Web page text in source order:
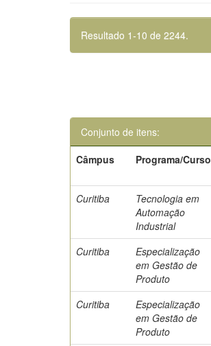
Resultado 1-10 de 2244.
Conjunto de itens:
Câmpus
Programa/Curso
Curitiba
Tecnologia em
Automação
Industrial
Curitiba
Especialização
em Gestão de
Produto
Curitiba
Especialização
em Gestão de
Produto